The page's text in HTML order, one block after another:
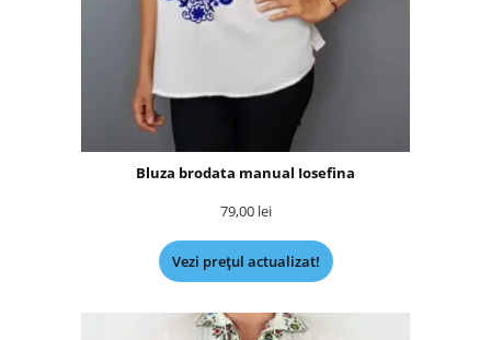
Bluza brodata manual Iosefina
79,00 lei
Vezi prețul actualizat!